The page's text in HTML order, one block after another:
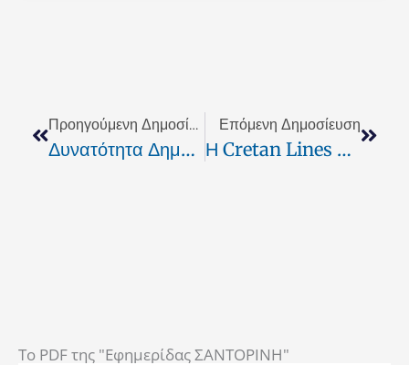
Προηγούμενη Δημοσίευση
Δυνατότητα Δημοτικών Εσόδων Από Παρόχους Ευρυζωνικών Δικτύων
Επόμενη Δημοσίευση
Η Cretan Lines Στην Αθήνα Για Την Ενημέρωση Των Αποδήμων Μας
To PDF της "Εφημερίδας ΣΑΝΤΟΡΙΝΗ"